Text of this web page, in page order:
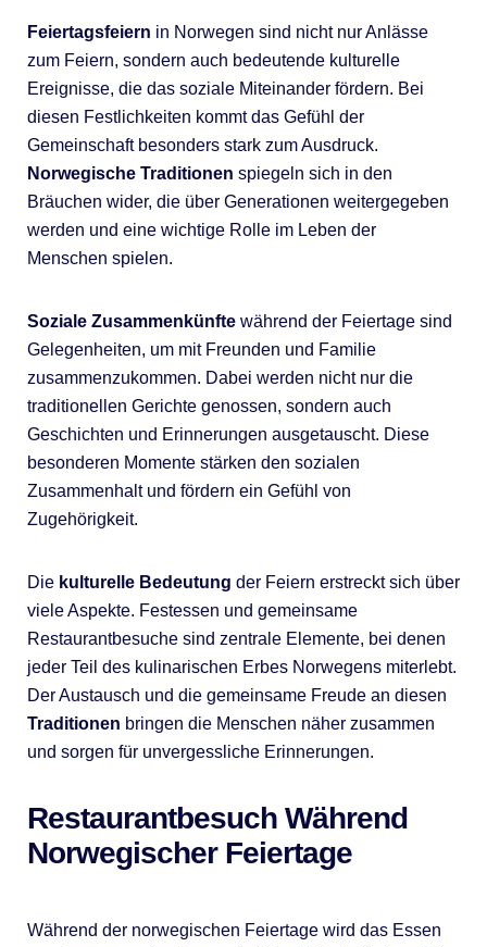
Feiertagsfeiern in Norwegen sind nicht nur Anlässe
zum Feiern, sondern auch bedeutende kulturelle
Ereignisse, die das soziale Miteinander fördern. Bei
diesen Festlichkeiten kommt das Gefühl der
Gemeinschaft besonders stark zum Ausdruck.
Norwegische Traditionen spiegeln sich in den
Bräuchen wider, die über Generationen weitergegeben
werden und eine wichtige Rolle im Leben der
Menschen spielen.
Soziale Zusammenkünftewährend der Feiertage sind
Gelegenheiten, um mit Freunden und Familie
zusammenzukommen. Dabei werden nicht nur die
traditionellen Gerichte genossen, sondern auch
Geschichten und Erinnerungen ausgetauscht. Diese
besonderen Momente stärken den sozialen
Zusammenhalt und fördern ein Gefühl von
Zugehörigkeit.
Die kulturelle Bedeutung der Feiern erstreckt sich über
viele Aspekte. Festessen und gemeinsame
Restaurantbesuche sind zentrale Elemente, bei denen
jeder Teil des kulinarischen Erbes Norwegens miterlebt.
Der Austausch und die gemeinsame Freude an diesen
Traditionen bringen die Menschen näher zusammen
und sorgen für unvergessliche Erinnerungen.
Restaurantbesuch Während
Norwegischer Feiertage
Während der norwegischen Feiertage wird das Essen